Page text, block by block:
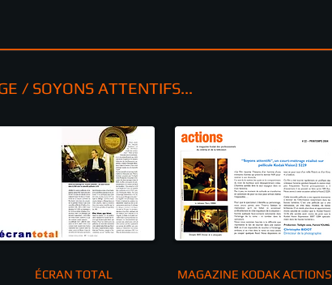
/ SOYONS ATTENTIFS...
ÉCRAN TOTAL MAGAZINE KODAK ACTIONS